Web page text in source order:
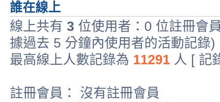
誰在線上
線上共有 3 位使用者：0 位註冊會
據過去 5 分鐘內使用者的活動記錄)
最高線上人數記錄為 11291 人 [ 記
註冊會員： 沒有註冊會員